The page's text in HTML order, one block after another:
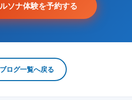
ソナ体験を予約する
ログ一覧へ戻る